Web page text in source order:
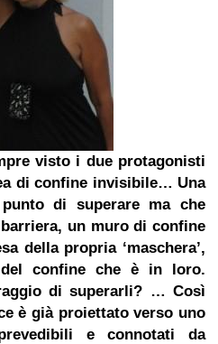
visto i due protagonisti
di confine invisibile… Una
di superare ma che
un muro di confine
della propria ‘maschera’,
confine che è in loro.
di superarli? … Così
è già proiettato verso uno
e connotati da